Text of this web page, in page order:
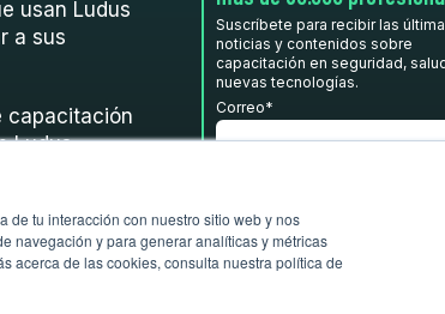
de tu interacción con nuestro sitio web y nos
navegación y para generar analíticas y métricas
acerca de las cookies, consulta nuestra política de
usan Ludus
a sus
capacitación
Ludus
Suscríbete para recibir las
noticias y contenidos sobre
capacitación en seguridad,
nuevas tecnologías.
Correo*